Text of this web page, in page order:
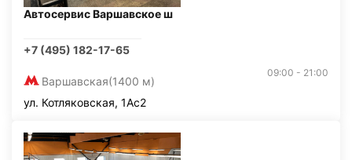
Автосервис Варшавское ш
+7 (495) 182-17-65
Варшавская(1400 м)
09:00 - 21:00
ул. Котляковская, 1Ас2